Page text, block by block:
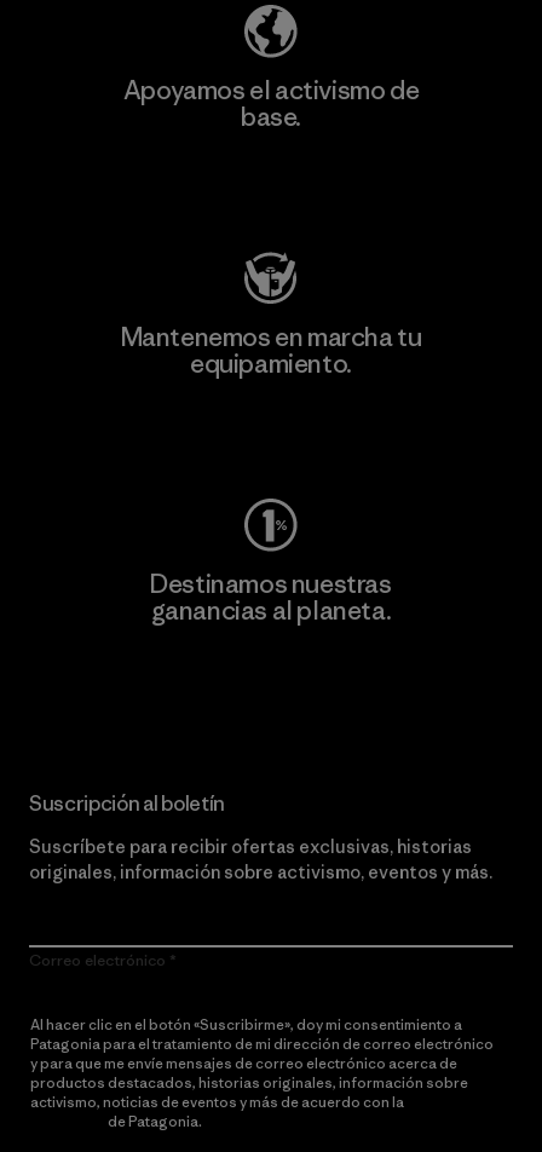
Apoyamos el activismo de
base.
Mantenemos en marcha tu
equipamiento.
Destinamos nuestras
ganancias al planeta.
Suscripción al boletín
Suscríbete para recibir ofertas exclusivas, historias
originales, información sobre activismo, eventos y más.
Correo electrónico
Al hacer clic en el botón «Suscribirme», doy mi consentimiento a
Patagonia para el tratamiento de mi dirección de correo electrónico
y para que me envíe mensajes de correo electrónico acerca de
productos destacados, historias originales, información sobre
activismo, noticias de eventos y más de acuerdo con la
de Patagonia.